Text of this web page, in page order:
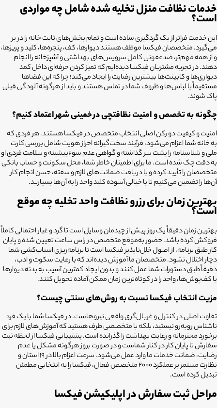
خدمات نظافت منزل تخلیه شده شامل چه مواردی
است؟
این خدمت فراتر از یک گردگیری ساده است و تمام بخش‌های ثابت خانه را در بر
می‌گیرد. متخصصان فیکسا موظف هستند دیوارها، کف، پنجره‌ها، کلید و پریزها،
و از همه مهم‌تر، ضدعفونی کامل سرویس‌های بهداشتی و آشپزخانه را انجام
دهند. در تجربه مشتریان فیکسا دیده‌ایم که تمیز کردن حرفه‌ای داخل کمد
دیواری‌ها و کابینت‌ها بیشترین رضایت را ایجاد می‌کند؛ چرا که این فضاها
مستقیماً با لباس‌ها و ظروف شما در تماس هستند و باید از هرگونه آلودگی قبلی
پاک شوند.
چگونه به تخصص و امنیت نظافتچی درخمینی شهراعتماد کنیم؟
امنیت و کیفیت دو رکن اصلی انتخاب متخصص در فیکسا هستند. هر فردی که
به خانه شما اعزام می‌شود، فرآیند سخت‌گیرانه احراز هویت شامل بررسی کارت
ملی و شناسنامه را پشت سر گذاشته و گواهی عدم سوءپیشینه و سلامت فردی او
به دقت چک شده است. ما برای اطمینان خاطر شما، محل سکونت و حساب بانکی
متخصصان را تأیید کرده و با دریافت ضمانت‌های لازم و سفته، حسن انجام کار
آن‌ها را تضمین می‌کنیم تا با خیالی آسوده کلید واحد را به آن‌ها بسپارید.
بهترین زمان برای رزرو نظافت واحد تخلیه چه موقع
است؟
بهترین زمان دقیقاً یک روز پیش از چیدمان وسایل است تا گرد و غبار احتمالی کاملاً
فروکش کرده باشد. حضور به‌موقع متخصص در راس ساعت تعیین شده و پایان
کار طبق برنامه، از اصول خلل‌ناپذیر فیکسا است تا برنامه‌ریزی اسباب‌کشی شما
دچار اختلال نشود. متخصصان ما آموزش دیده‌اند که با رعایت سکوت و ادب،
دقیقاً طبق دستورات شما عمل کنند و بدون ایجاد کمترین آسیب به بدنه دیوارها
یا کف‌پوش‌ها، واحد را در کوتاه‌ترین زمان ممکن آماده تحویل کنند.
مزیت انتخاب فیکسا نسبت به روش‌های سنتی چیست؟
تفاوت اصلی در کنترل و غربال‌گری واقعی نیروهاست. در فیکسا شما با یک فرد
ناشناس روبه‌رو نیستید، بلکه با متخصصی طرف هستید که آموزش‌های لازم برای
برخورد محترمانه و رعایت بهداشت را گذرانده است. پشتیبانی فیکسا از لحظه ثبت
سفارش تا پایان کار در کنار شماست و در صورت بروز هرگونه مشکل یا عدم
رضایت، ضمانت خدمات ما وارد عمل می‌شود. سرعت اعزام بالا در ۱۹ استان و
نظارت مستمر بر عملکرد ۲۰۰۰ متخصص فعال، فیکسا را به انتخابی مطمئن
تبدیل کرده است.
مراحل ثبت سفارش در اپلیکیشن فیکسا